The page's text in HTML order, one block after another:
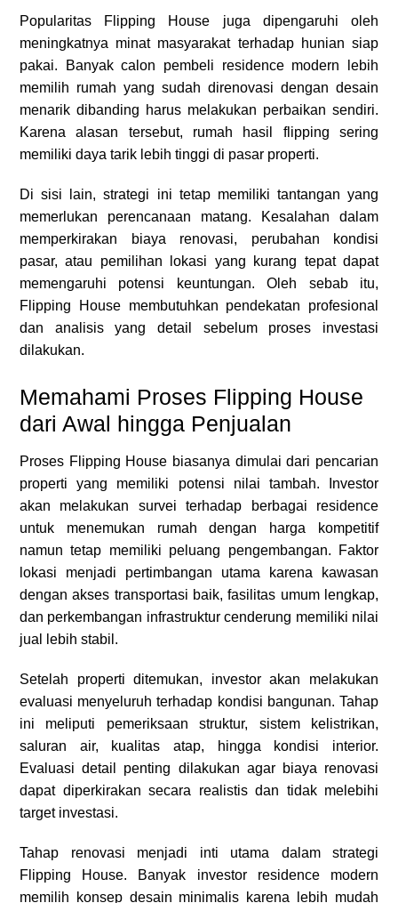
Popularitas Flipping House juga dipengaruhi oleh
meningkatnya minat masyarakat terhadap hunian siap
pakai. Banyak calon pembeli residence modern lebih
memilih rumah yang sudah direnovasi dengan desain
menarik dibanding harus melakukan perbaikan sendiri.
Karena alasan tersebut, rumah hasil flipping sering
memiliki daya tarik lebih tinggi di pasar properti.
Di sisi lain, strategi ini tetap memiliki tantangan yang
memerlukan perencanaan matang. Kesalahan dalam
memperkirakan biaya renovasi, perubahan kondisi
pasar, atau pemilihan lokasi yang kurang tepat dapat
memengaruhi potensi keuntungan. Oleh sebab itu,
Flipping House membutuhkan pendekatan profesional
dan analisis yang detail sebelum proses investasi
dilakukan.
Memahami Proses Flipping House
dari Awal hingga Penjualan
Proses Flipping House biasanya dimulai dari pencarian
properti yang memiliki potensi nilai tambah. Investor
akan melakukan survei terhadap berbagai residence
untuk menemukan rumah dengan harga kompetitif
namun tetap memiliki peluang pengembangan. Faktor
lokasi menjadi pertimbangan utama karena kawasan
dengan akses transportasi baik, fasilitas umum lengkap,
dan perkembangan infrastruktur cenderung memiliki nilai
jual lebih stabil.
Setelah properti ditemukan, investor akan melakukan
evaluasi menyeluruh terhadap kondisi bangunan. Tahap
ini meliputi pemeriksaan struktur, sistem kelistrikan,
saluran air, kualitas atap, hingga kondisi interior.
Evaluasi detail penting dilakukan agar biaya renovasi
dapat diperkirakan secara realistis dan tidak melebihi
target investasi.
Tahap renovasi menjadi inti utama dalam strategi
Flipping House. Banyak investor residence modern
memilih konsep desain minimalis karena lebih mudah